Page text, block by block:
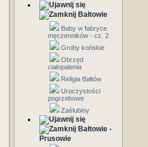
Bałtowie
Baby w fabryce
męczenników - cz. 2
Groby końskie
Obrzęd
ciałopalenia
Religia Bałtów
Uroczystości
pogrzebowe
Zaślubiny
Bałtowie -
Prusowie